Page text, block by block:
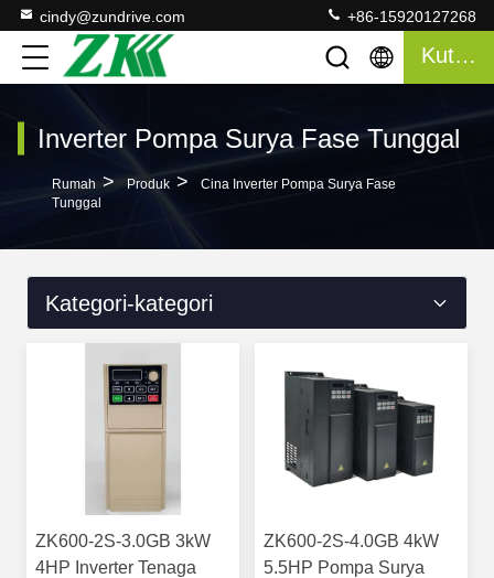
cindy@zundrive.com +86-15920127268
Kutipan
Inverter Pompa Surya Fase Tunggal
Rumah > Produk >
Cina Inverter Pompa Surya Fase
Tunggal
Kategori-kategori
ZK600-2S-3.0GB 3kW
4HP Inverter Tenaga
ZK600-2S-4.0GB 4kW
5.5HP Pompa Surya